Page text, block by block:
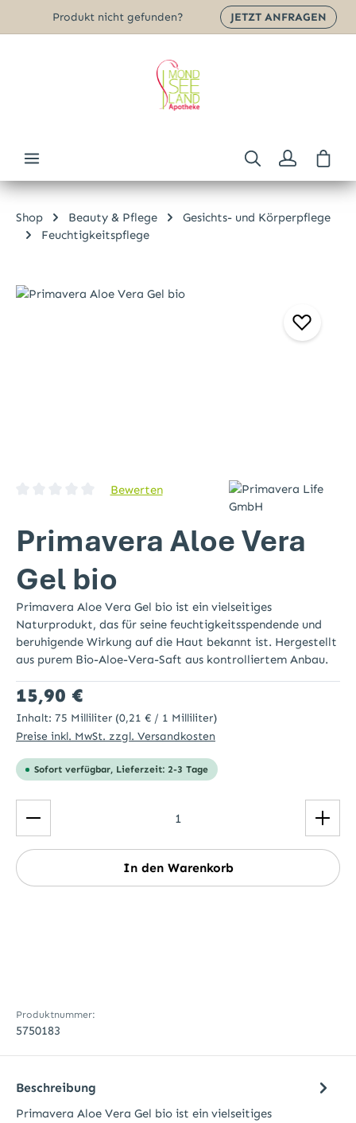
Zum Hauptinhalt springen
Produkt nicht gefunden? JETZT ANFRAGEN
Shop Beauty & Pflege
Gesichts- und Körperpflege
Feuchtigkeitspflege
Bildergalerie überspringen
Durchschnittliche Bewertung von 0 von 5 Sternen
Bewerten
Primavera Aloe Vera
Gel bio
Primavera Aloe Vera Gel bio ist ein vielseitiges
Naturprodukt, das für seine feuchtigkeitsspendende und
beruhigende Wirkung auf die Haut bekannt ist. Hergestellt
aus purem Bio-Aloe-Vera-Saft aus kontrolliertem Anbau.
Regulärer Preis:
15,90 €
Inhalt: 75 Milliliter (0,21 € / 1 Milliliter)
Preise inkl. MwSt. zzgl. Versandkosten
Sofort verfügbar, Lieferzeit: 2-3 Tage
Produkt Anzahl: Gib den gewünschten Wert ein
In den Warenkorb
Produktnummer:
5750183
Beschreibung
Primavera Aloe Vera Gel bio ist ein vielseitiges